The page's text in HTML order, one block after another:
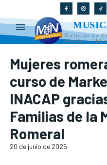
Noticias de
Maule y
Mujeres
curso de
INACAP
Familias de la
Romeral
20 de junio de 2025